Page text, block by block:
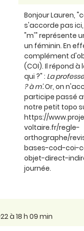
Bonjour Lauren,
s'accorde pas
"m'" représente
un féminin. En
complément
(COI). Il répond à
qui ?" : La
?à m'.Or, on
participe passé
notre petit topo
https://
voltaire.fr/regle-
orthographe/
bases-cod-coi-
objet-direct-
journée.
à 18 h 09 min